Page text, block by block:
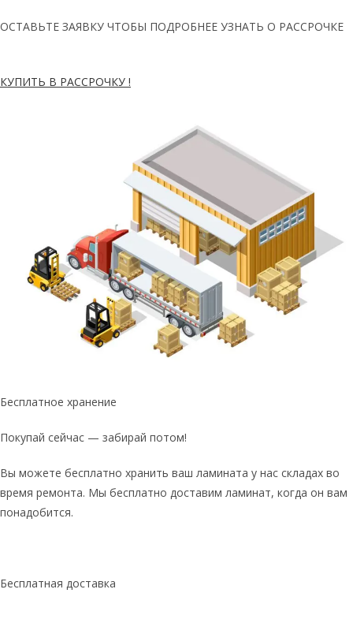
ОСТАВЬТЕ ЗАЯВКУ ЧТОБЫ ПОДРОБНЕЕ УЗНАТЬ О РАССРОЧКЕ
КУПИТЬ В РАССРОЧКУ !
Бесплатное хранение
Покупай сейчас — забирай потом!
Вы можете бесплатно хранить ваш ламината у нас складах во
время ремонта. Мы бесплатно доставим ламинат, когда он вам
понадобится.
Бесплатная доставка